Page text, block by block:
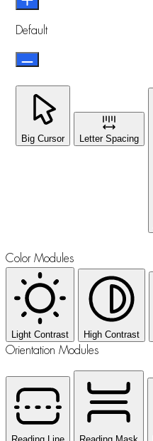
Default
Big Cursor Letter Spacing
Color Modules
Light Contrast High Contrast
Orientation Modules